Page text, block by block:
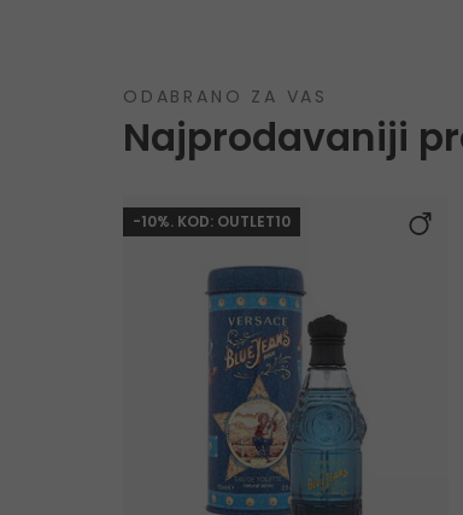
ODABRANO ZA VAS
Najprodavaniji
-10%. KOD: OUTLET10